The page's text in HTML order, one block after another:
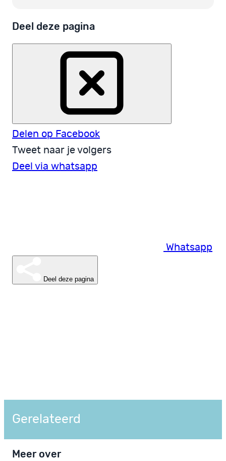
Deel deze pagina
Delen op Facebook
Tweet naar je volgers
Deel via whatsapp
Whatsapp
Deel deze pagina
Gerelateerd
Meer over